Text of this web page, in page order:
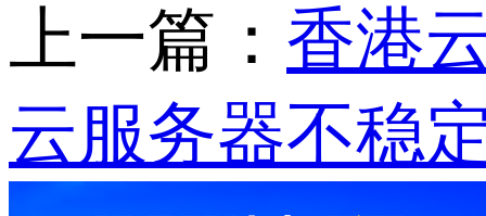
上一篇： 香港
云服务器不稳